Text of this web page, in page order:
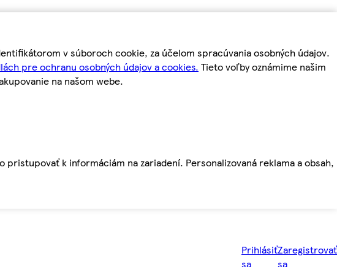
v súboroch cookie, za účelom spracúvania osobných údajov.
pre ochranu osobných údajov a cookies. Tieto voľby oznámime našim
na našom webe.
k informáciám na zariadení. Personalizovaná reklama a obsah,
Prihlásiť
sa
Zaregistrovať
sa